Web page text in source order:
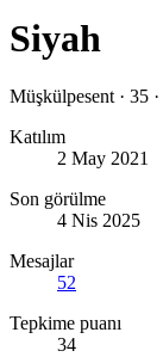
Siyah
Müşkülpesent · 35 ·
Katılım
2 May 2021
Son görülme
4 Nis 2025
Mesajlar
52
Tepkime puanı
34